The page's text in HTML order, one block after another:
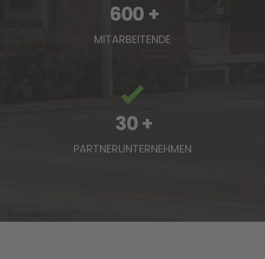
600 +
MITARBEITENDE
30+
PARTNERUNTERNEHMEN